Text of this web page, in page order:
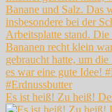
Es ist heiß! Zu heiß!